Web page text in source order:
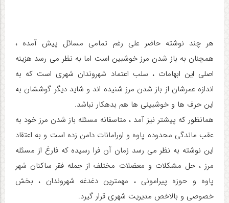
هر چند نوشته حاضر علی رغم تمامی مسائل پیش آمده ،
همچنان به باز شدن مرز خوشبین است اما به نظر می رسد هزینه
اصلی این ابهامات ، سلب اعتماد شهروندان شهری است که به
اندازه عمرشان از باز شدن مرز شنیده اند و شاید دیگر گوششان به
این حرف ها و خوشبینی ها هم بدهکار نباشد.
همانظور که پیشتر نیز آمد ، متاسفانه مسئله باز شدن مرز خود به
عقب ماندگی محدوده پاوه و اورامانات دامن زده است و به اعتقاد
این نوشته به نظر می رسد زمان آن فرا رسیده که فارغ از مسئله
مرز ، حل مشکلات و معضلات مختلف از جمله فقر ساکنان شهر
پاوه و حوزه پیرامونی ، مهمترین دغدغه شهروندان ، بخش
خصوصی و بالاخص مدیریت شهری قرار گیرد.